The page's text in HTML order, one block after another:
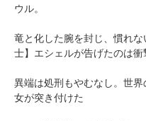
ウル。
竜と化した腕を封じ、慣れ
士】エシェルが告げたのは衝
異端は処刑もやむなし。世
女が突き付けた